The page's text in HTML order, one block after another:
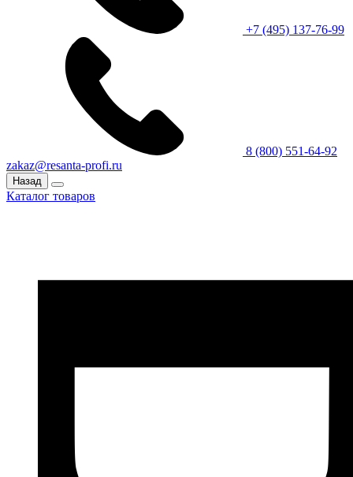
+7 (495) 137-76-99
8 (800) 551-64-92
zakaz@resanta-profi.ru
Назад
Каталог товаров